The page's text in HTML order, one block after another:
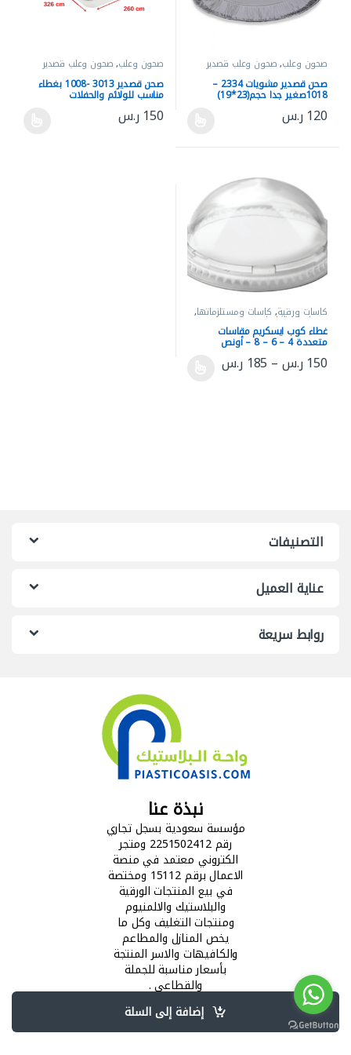
إضافة إلى السلة
صحون وعلب,صحون وعلب قصدير
صحن قصدير مشويات 2334 –
1018صغير جدا حجم(23*19)
120 ر.س
هناك العديد من الأشكال المختلفة لهذا المنتج. يمكن اختيار
صحون وعلب,صحون وعلب قصدير
صحن قصدير 3013 -1008 بغطاء
مناسب للولائم والحفلات
150 ر.س
هناك العديد من الأشكال
كاسات ورقية, كاسات ومستلزماتها,
مستلزمات الكاسات
غطاء كوب ايسكريم مقاسات
متعددة 4 – 6 – 8 – أونص
150 ر.س–
185 ر.سنطاق السعر: من ⁦150 ر.س⁩ خلال ⁦185 ر.س⁩
هناك العديد من الأشكال المختلفة لهذا المنتج. يمكن اختيار
التصنيفات
عناية العميل
روابط سريعة
نبذة عنا
مؤسسة سعودية بسجل تجاري
رقم 2251502412 ومتجر
الكتروني معتمد في منصة
الاعمال برقم 15112 ومختصة
في بيع المنتجات الورقية
والبلاستيك والالمنيوم
ومنتجات التغليف وكل ما
يخص المنازل والمطاعم
والكافيهات والاسر المنتجة
بأسعار مناسبة للجملة
والقطاعي .
متجر واحة البلاستيك- جميع الحقوق محفوظة